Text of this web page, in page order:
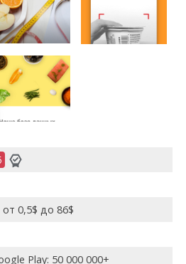
0,5$ до 86$
Play: 50 000 000+